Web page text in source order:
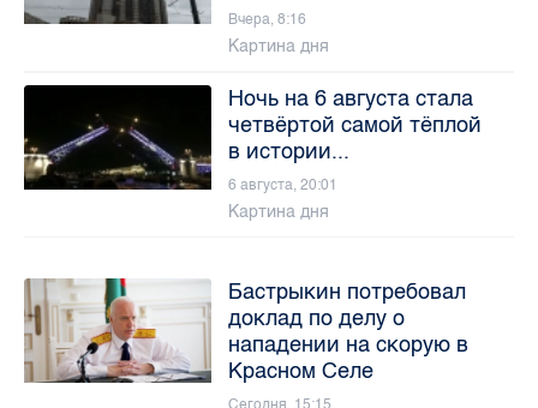
Вчера, 8:16
Картина дня
Ночь на 6 августа стала
четвёртой самой тёплой
в истории...
6 августа, 20:01
Картина дня
Бастрыкин потребовал
доклад по делу о
нападении на скорую в
Красном Селе
Сегодня, 15:15